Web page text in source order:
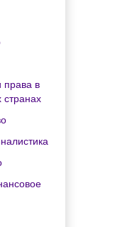
права в
странах